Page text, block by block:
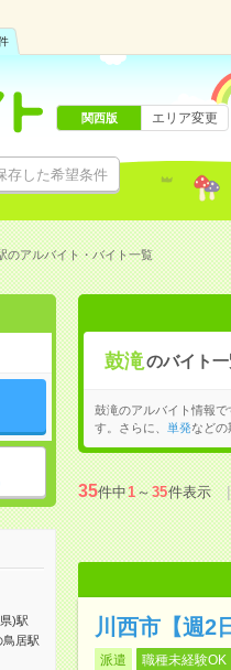
存した希望条件
関西版 エリア変更
のアルバイト・バイト一覧
)駅
鳥居駅
鼓滝のバイト
鼓滝のアルバイト情報で
す。さらに、
単発などの
35件中1～35件表示
川西市【週2
派遣 職種未経験OK